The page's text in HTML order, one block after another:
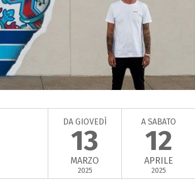
DA GIOVEDÌ
13
MARZO
2025
A SABATO
12
APRILE
2025